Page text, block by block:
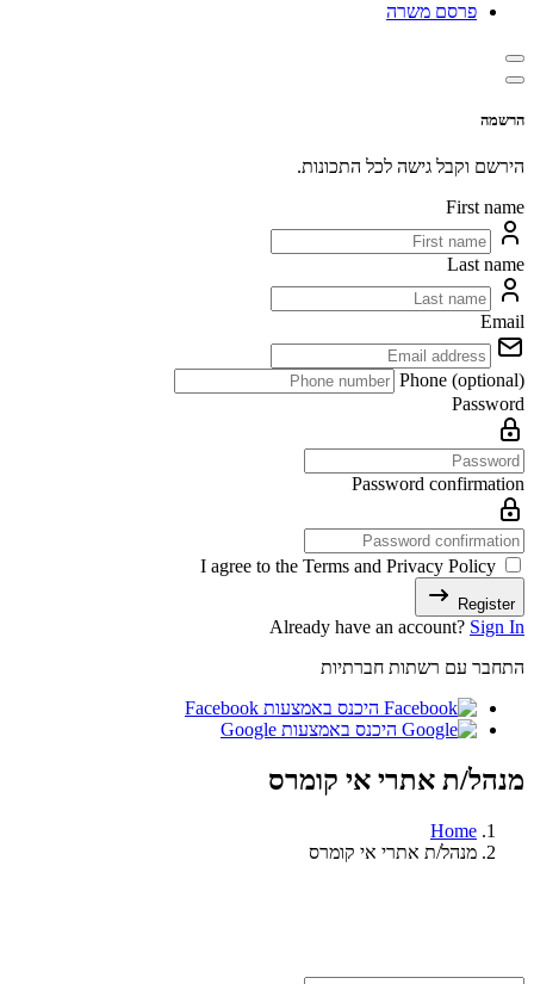
פרסם משרה
הרשמה
הירשם וקבל גישה לכל התכונות.
First name
Last name
Email
Phone (optional)
Password
Password confirmation
I agree to the Terms and Privacy Policy
Register
Already have an account? Sign In
התחבר עם רשתות חברתיות
היכנס באמצעות Facebook
היכנס באמצעות Google
מנהל/ת אתרי אי קומרס
Home
מנהל/ת אתרי אי קומרס